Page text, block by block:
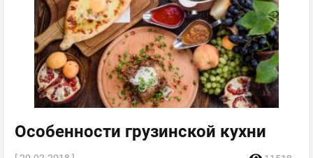
Особенности грузинской кухни